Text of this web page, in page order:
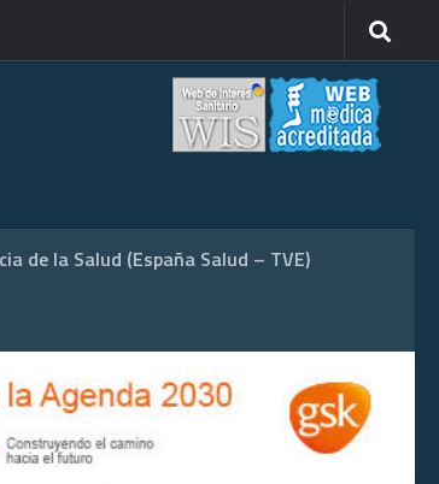
de la Salud (España Salud – TVE)